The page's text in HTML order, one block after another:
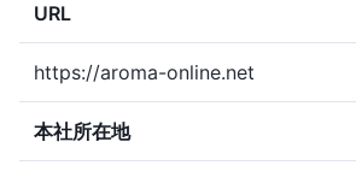
URL
https://aroma-online.net
本社所在地